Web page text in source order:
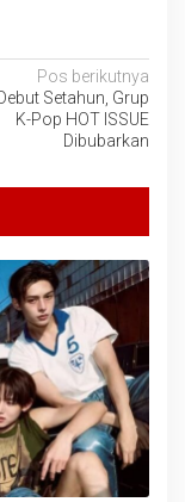
Pos berikutnya
Setahun, Grup
K-Pop HOT ISSUE
Dibubarkan